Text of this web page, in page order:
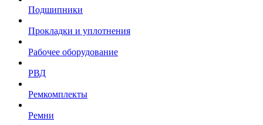
Подшипники
Прокладки и уплотнения
Рабочее оборудование
РВД
Ремкомплекты
Ремни